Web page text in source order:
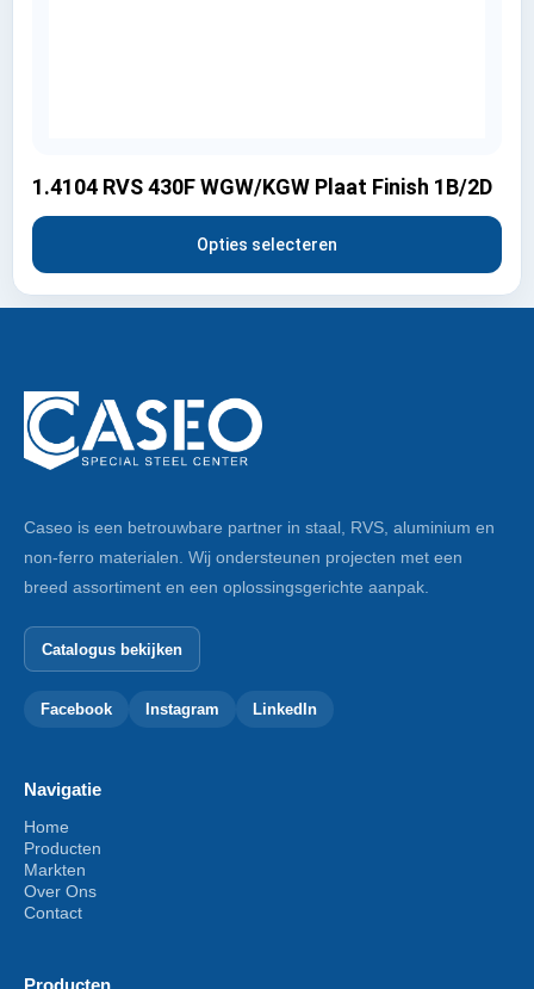
1.4104 RVS 430F WGW/KGW Plaat Finish 1B/2D
Opties selecteren
Caseo is een betrouwbare partner in staal, RVS, aluminium en
non-ferro materialen. Wij ondersteunen projecten met een
breed assortiment en een oplossingsgerichte aanpak.
Catalogus bekijken
Facebook Instagram LinkedIn
Navigatie
Home
Producten
Markten
Over Ons
Contact